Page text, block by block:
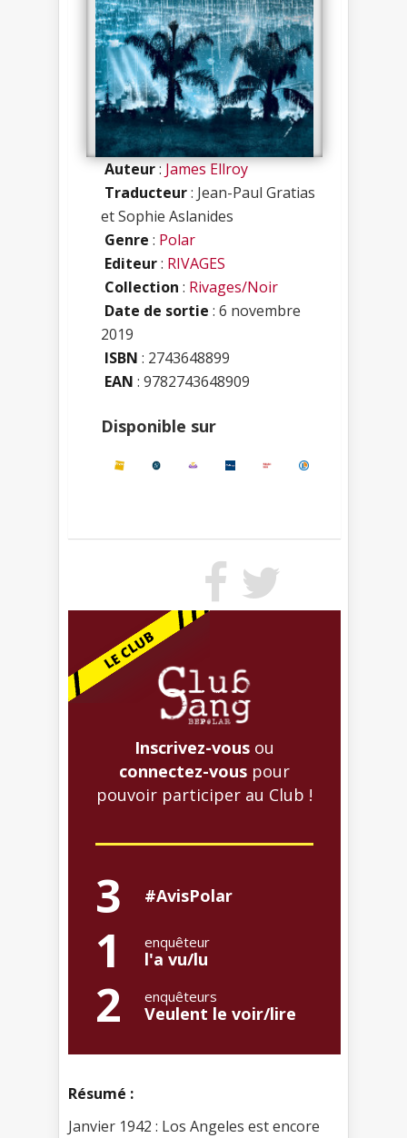
Auteur:James Ellroy
Traducteur: Jean-Paul Gratias
et Sophie Aslanides
Genre : Polar
Editeur: RIVAGES
Collection : Rivages/Noir
Date de sortie : 6 novembre
2019
ISBN : 2743648899
EAN : 9782743648909
Disponible sur
Inscrivez-vous ou
connectez-vous pour
pouvoir participer au Club !
3 #AvisPolar
1 enquêteur
l'a vu/lu
2 enquêteurs
Veulent le voir/lire
Résumé :
Janvier 1942 : Los Angeles est encore